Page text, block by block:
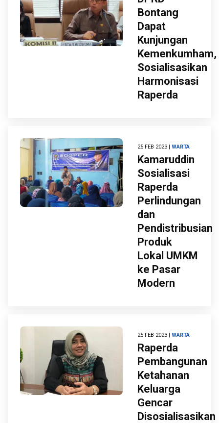
Bontang
Dapat
Kunjungan
Kemenkumham,
Sosialisasikan
Harmonisasi
Raperda
25 FEB 2023 | WARTA
Kamaruddin
Sosialisasi
Raperda
Perlindungan
dan
Pendistribusian
Produk
Lokal UMKM
ke Pasar
Modern
25 FEB 2023 | WARTA
Raperda
Pembangunan
Ketahanan
Keluarga
Gencar
Disosialisasikan